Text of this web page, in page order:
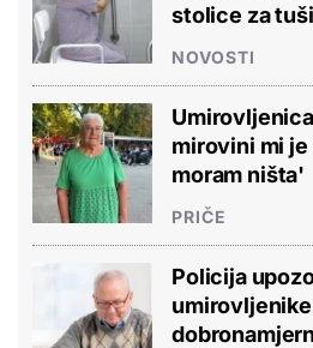
stolice za
NOVOSTI
mirovini mi
moram ništa'
PRIČE
Policija